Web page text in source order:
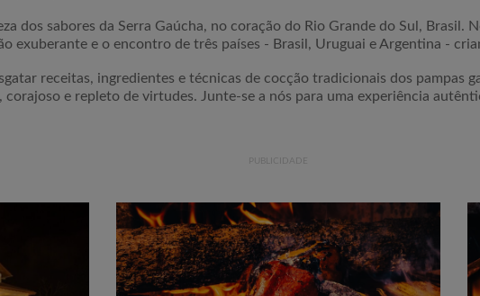
dos sabores da Serra Gaúcha, no coração do Rio Grande do Sul, Brasil.
exuberante e o encontro de três países - Brasil, Uruguai e Argentina -
receitas, ingredientes e técnicas de cocção tradicionais dos pampas
e repleto de virtudes. Junte-se a nós para uma experiência
PUBLICIDADE